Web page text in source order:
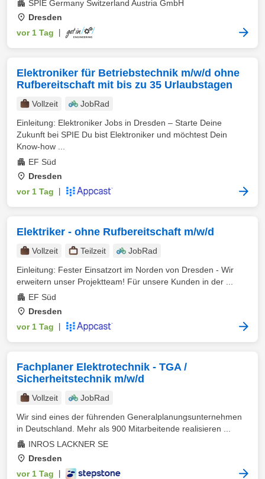
SPIE Germany Switzerland Austria GmbH
Dresden
vor 1 Tag
Elektroniker für Betriebstechnik m/w/d ohne
Rufbereitschaft mit bis zu 35 Urlaubstagen
Vollzeit
JobRad
Einleitung: Elektroniker Jobs in Dresden – Starte Deine
Zukunft bei SPIE Du bist Elektroniker und möchtest Dein
Know-how ...
EF Süd
Dresden
vor 1 Tag
Elektriker - ohne Rufbereitschaft m/w/d
Vollzeit Teilzeit
JobRad
Einleitung: Fester Einsatzort im Norden von Dresden - Wir
erweitern unser Projektteam! Für unsere Kunden in der ...
EF Süd
Dresden
vor 1 Tag
Fachplaner Elektrotechnik - TGA /
Sicherheitstechnik m/w/d
Vollzeit
JobRad
Wir sind eines der führenden Generalplanungsunternehmen
in Deutschland. Mehr als 900 Mitarbeitende realisieren ...
INROS LACKNER SE
Dresden
vor 1 Tag